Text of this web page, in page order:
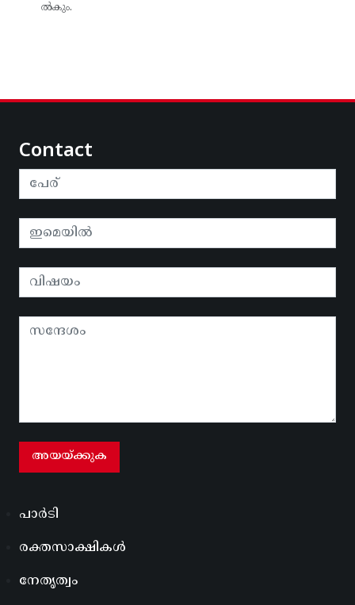
ല്‍കും.
Contact
പാർടി
രക്തസാക്ഷികൾ
നേതൃത്വം